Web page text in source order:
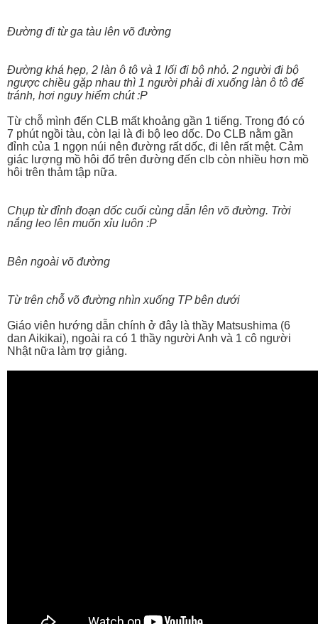
Đường đi từ ga tàu lên võ đường
Đường khá hẹp, 2 làn ô tô và 1 lối đi bộ nhỏ. 2 người đi bộ
ngược chiều gặp nhau thì 1 người phải đi xuống làn ô tô để
tránh, hơi nguy hiểm chút :P
Từ chỗ mình đến CLB mất khoảng gần 1 tiếng. Trong đó có
7 phút ngồi tàu, còn lại là đi bộ leo dốc. Do CLB nằm gần
đỉnh của 1 ngọn núi nên đường rất dốc, đi lên rất mệt. Cảm
giác lượng mồ hôi đổ trên đường đến clb còn nhiều hơn mồ
hôi trên thảm tập nữa.
Chụp từ đỉnh đoạn dốc cuối cùng dẫn lên võ đường. Trời
nắng leo lên muốn xỉu luôn :P
Bên ngoài võ đường
Từ trên chỗ võ đường nhìn xuống TP bên dưới
Giáo viên hướng dẫn chính ở đây là thầy Matsushima (6
dan Aikikai), ngoài ra có 1 thầy người Anh và 1 cô người
Nhật nữa làm trợ giảng.